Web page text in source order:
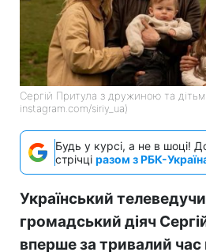
Сергій Притула з дружиною та
instagram.com/siriy_ua)
Будь у курсі, а не в шоці!
стрічці разом з РБК-
Український
громадський діяч
вперше за тривалий